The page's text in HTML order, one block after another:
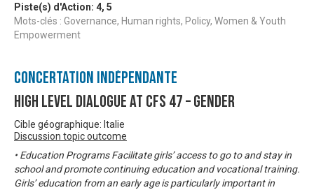
Piste(s) d'Action: 4, 5
Mots-clés : Governance, Human rights, Policy, Women & Youth
Empowerment
Concertation Indépendante
High Level Dialogue at CFS 47 – Gender
Cible géographique: Italie
Discussion topic outcome
• Education Programs Facilitate girls’ access to go to and stay in
school and promote continuing education and vocational training.
Girls’ education from an early age is particularly important in